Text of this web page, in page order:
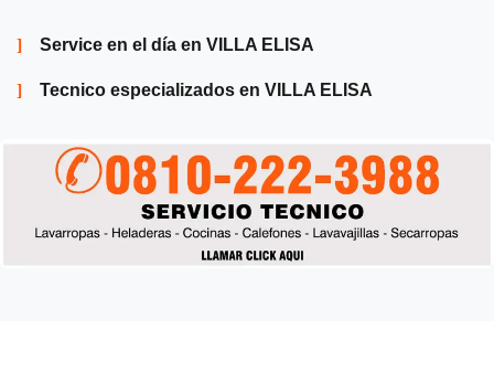
Service en el día en VILLA ELISA
Tecnico especializados en VILLA ELISA